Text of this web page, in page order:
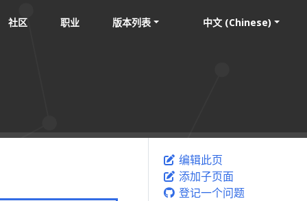
社区 职业 版本列表 中文 (Chinese)
编辑此页
添加子页面
登记一个问题